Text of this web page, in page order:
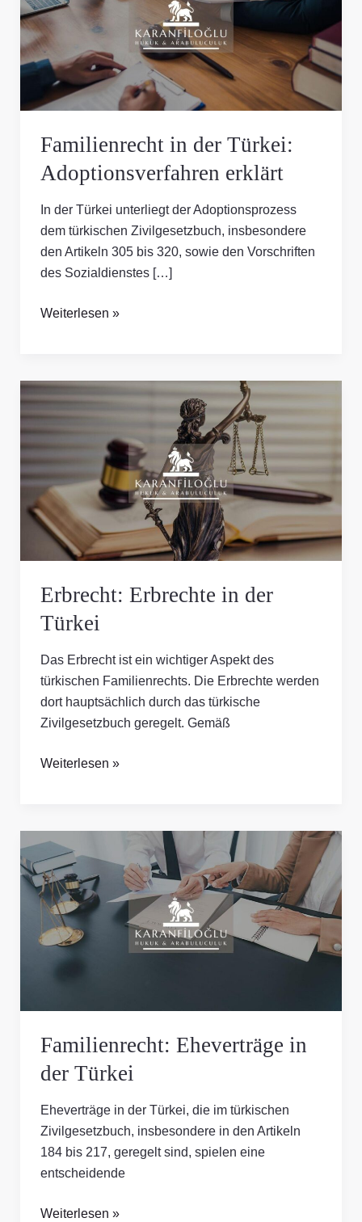
Familienrecht in der Türkei:
Adoptionsverfahren erklärt
In der Türkei unterliegt der Adoptionsprozess
dem türkischen Zivilgesetzbuch, insbesondere
den Artikeln 305 bis 320, sowie den Vorschriften
des Sozialdienstes […]
Türkei:
Adoptionsverfahren
erklärt
Weiterlesen »
Erbrecht: Erbrechte in der
Türkei
Das Erbrecht ist ein wichtiger Aspekt des
türkischen Familienrechts. Die Erbrechte werden
dort hauptsächlich durch das türkische
Zivilgesetzbuch geregelt. Gemäß
Erbrecht:
Erbrechte
in
der
Türkei
Weiterlesen »
Familienrecht: Eheverträge in
der Türkei
Eheverträge in der Türkei, die im türkischen
Zivilgesetzbuch, insbesondere in den Artikeln
184 bis 217, geregelt sind, spielen eine
entscheidende
Familienrecht:
Eheverträge
in
der
Türkei
Weiterlesen »